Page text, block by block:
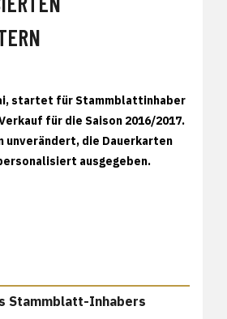
startet für Stammblattinhaber
für die Saison 2016/2017.
unverändert, die Dauerkarten
ausgegeben.
Stammblatt-Inhabers